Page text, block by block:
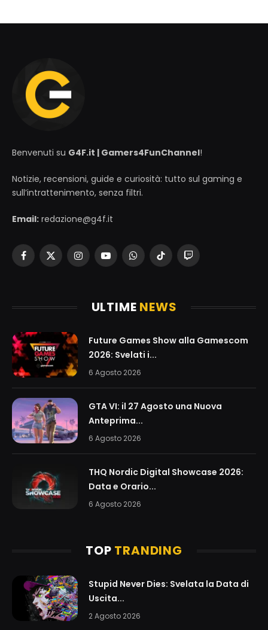
Benvenuti su G4F.it | Gamers4FunChannel!
Notizie, recensioni, guide e curiosità: tutto sul gaming e
sull’intrattenimento, senza filtri.
Email: redazione@g4f.it
Facebook
X
InstagramYouTubeWhatsAppTikTokTwitch
ULTIME NEWS
Future Games Show alla Gamescom
2026: Svelati i...
6 Agosto 2026
GTA VI: il 27 Agosto una Nuova
Anteprima...
6 Agosto 2026
THQ Nordic Digital Showcase 2026:
Data e Orario...
6 Agosto 2026
TOP TRANDING
Stupid Never Dies: Svelata la Data di
Uscita...
2 Agosto 2026